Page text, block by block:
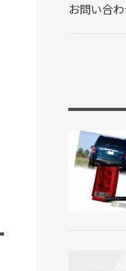
お問い合